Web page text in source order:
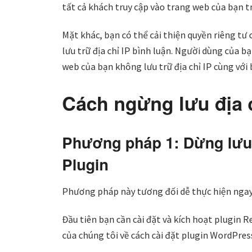
tất cả khách truy cập vào trang web của
Mặt khác, bạn có thể cải thiện quyền riêng
lưu trữ địa chỉ IP bình luận. Người dùng của
web của bạn không lưu trữ địa chỉ IP cùng với
Cách ngừng lưu địa
Phương pháp 1: Dừng
Plugin
Phương pháp này tương đối dễ thực hiện
Đầu tiên bạn cần cài đặt và kích hoạt plugin
của chúng tôi về cách cài đặt plugin